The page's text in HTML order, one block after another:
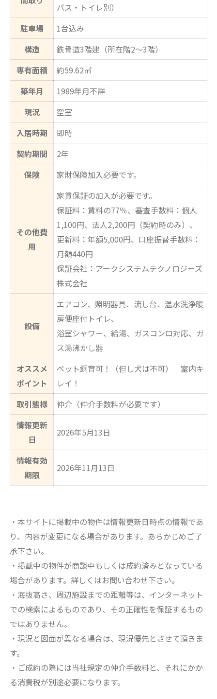
バス・トイレ別）
駐車場
1台込み
構造
鉄骨造3階建（所在階2～3階）
専有面積
約59.62㎡
築年月
1989年月不詳
現況
空室
入居時期
即時
契約期間
2年
保険
家財保険加入必要です。
その他費
用
家賃保証の加入が必要です。
保証料：賃料の77％、審査手数料：個人
1,100円、法人2,200円（契約時のみ）、
更新料：年額5,000円、口座振替手数料：
月額440円
保証会社：アークシステムテクノロジーズ
株式会社
設備
エアコン、照明器具、流し台、温水洗浄暖
房便座付トイレ、
浴室シャワー、給湯、ガスコンロ対応、ガ
ス湯沸かし器
オススメ
ポイント
ペット飼育可！（但し犬は不可） 室内キ
レイ！
取引態様
仲介（仲介手数料が必要です）
情報更新
日
2026年5月13日
情報有効
期限
2026年11月13日
・本サイトに掲載中の物件は情報更新日時点の情報であ
り、内容が変更になる場合があります。あらかじめご了
承下さい。
・掲載中の物件が商談中もしくは成約済みとなっている
場合があります。詳しくはお問い合わせ下さい。
・海抜高さ、周辺施設までの距離等は、インターネット
での検索によるものであり、その正確性を保証するもの
ではありません。
・現況と図面が異なる場合は、現況優先とさせて頂きま
す。
・ご成約の際には当社規定の仲介手数料と、それにかか
る消費税が別途必要になります。